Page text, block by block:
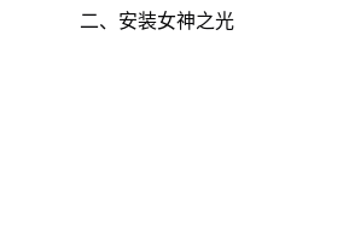
二、安装女神之光